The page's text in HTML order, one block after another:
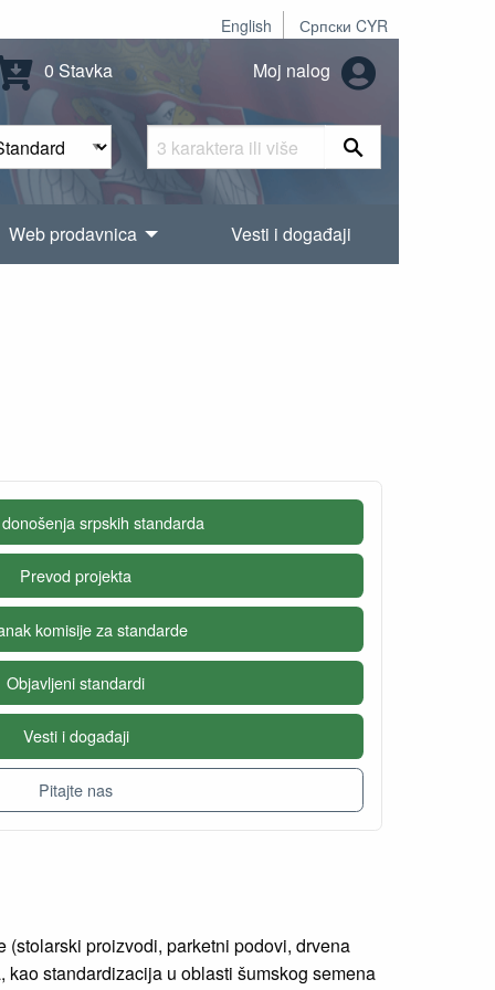
English Српски CYR
0 Stavka Moj nalog
Web prodavnica Vesti i događaji
srpskih standarda
Prevod projekta
komisije za standarde
Objavljeni standardi
Vesti i događaji
Pitajte nas
proizvodi, parketni podovi, drvena
standardizacija u oblasti šumskog semena